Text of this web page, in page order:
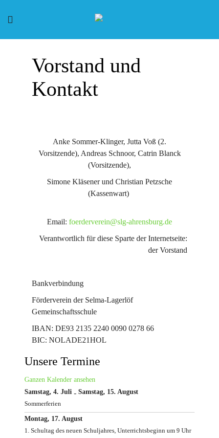
Vorstand und
Kontakt
Anke Sommer-Klinger, Jutta Voß (2.
Vorsitzende), Andreas Schnoor, Catrin Blanck
(Vorsitzende),
Simone Kläsener und Christian Petzsche
(Kassenwart)
Email: foerderverein@slg-ahrensburg.de
Verantwortlich für diese Sparte der Internetseite:
der Vorstand
Bankverbindung
Förderverein der Selma-Lagerlöf
Gemeinschaftsschule
IBAN: DE93 2135 2240 0090 0278 66
BIC: NOLADE21HOL
Unsere Termine
Ganzen Kalender ansehen
Samstag, 4. Juli - Samstag, 15. August
Sommerferien
Montag, 17. August
1. Schultag des neuen Schuljahres, Unterrichtsbeginn um 9 Uhr